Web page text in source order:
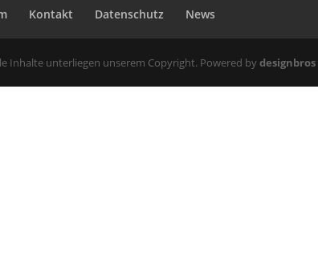
Kontakt Datenschutz News
Inhalte unterliegen unserem Copyright. Powered bydesignbros